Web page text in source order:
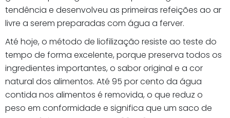
tendência e desenvolveu as primeiras refeições ao ar
livre a serem preparadas com água a ferver.
Até hoje, o método de liofilização resiste ao teste do
tempo de forma excelente, porque preserva todos os
ingredientes importantes, o sabor original e a cor
natural dos alimentos. Até 95 por cento da água
contida nos alimentos é removida, o que reduz o
peso em conformidade e significa que um saco de